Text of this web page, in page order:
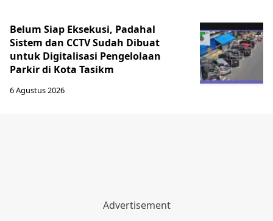
Belum Siap Eksekusi, Padahal
Sistem dan CCTV Sudah Dibuat
untuk Digitalisasi Pengelolaan
Parkir di Kota Tasikm
6 Agustus 2026